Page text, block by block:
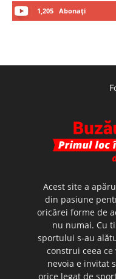
1,205 Abonați
Acest site a
din pasiune
oricărei forme de
nu numai. Cu
sportului s-au
construi ceea
nevoia e invitat
orice legat de